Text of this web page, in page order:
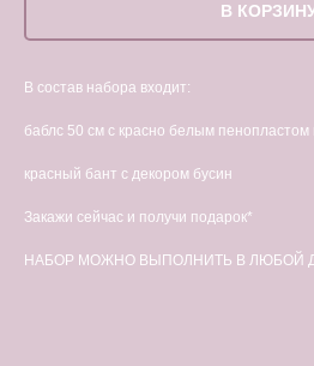
В
В состав набора входит:
баблс 50 см с красно белым
красный бант с декором бусин
Закажи сейчас и получи подарок*
НАБОР МОЖНО ВЫПОЛНИТЬ В ЛЮБОЙ